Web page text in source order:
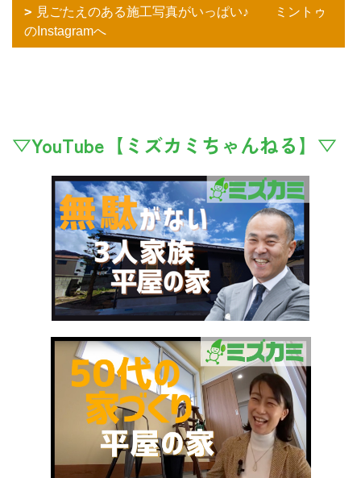
見ごたえのある施工写真がいっぱい♪ ミントゥ
のInstagramへ
▽YouTube【ミズカミちゃんねる】▽